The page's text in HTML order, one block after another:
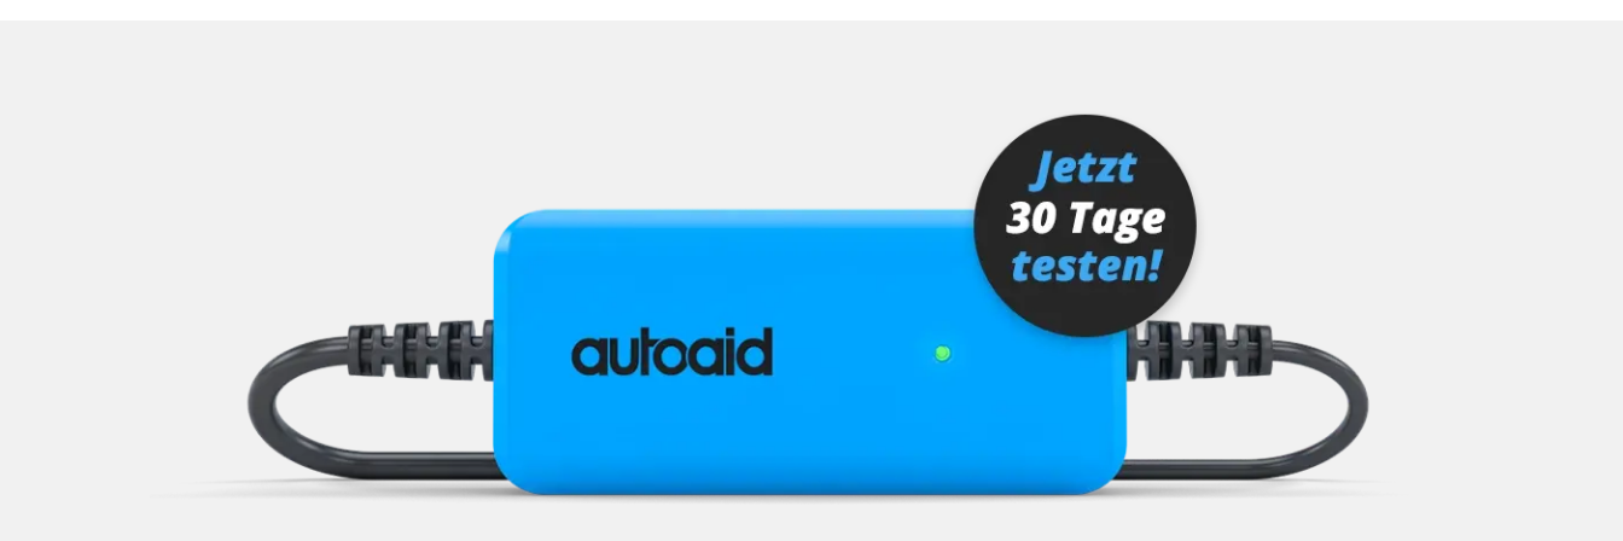
Oben-, Hinten-, Seitenkamera (TRSVC)
Obere Bedieneinheit
Regen-/Lichtsensor
Reifendruckkontrolle (RDK)
Rückfahrkamera